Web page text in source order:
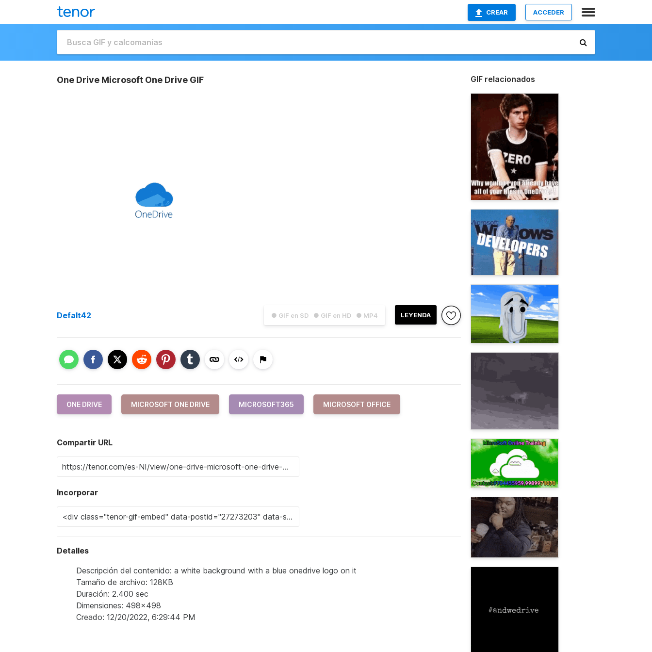
CREAR ACCEDER
One Drive Microsoft One Drive GIF
● GIF en SD ● GIF en HD ● MP4 LEYENDA
Defalt42
ONE DRIVE MICROSOFT ONE DRIVE MICROSOFT365 MICROSOFT OFFICE
Compartir URL
Incorporar
Detalles
Descripción del contenido: a white background with a blue onedrive logo on it
Tamaño de archivo: 128KB
Duración: 2.400 sec
Dimensiones: 498x498
Creado: 12/20/2022, 6:29:44 PM
GIF relacionados